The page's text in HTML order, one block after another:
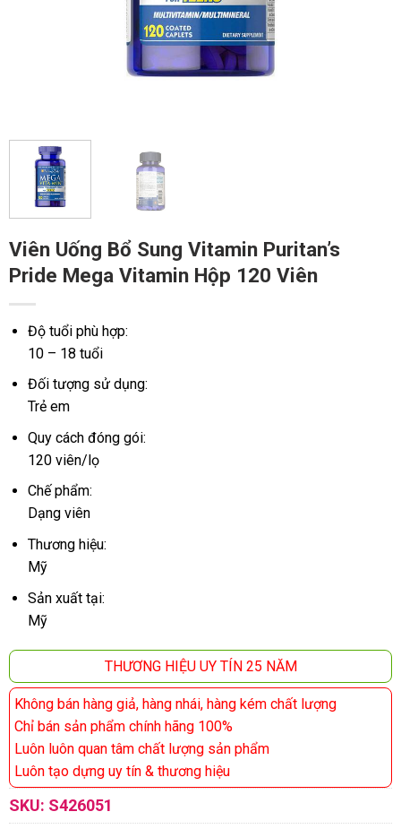
Viên Uống Bổ Sung Vitamin Puritan’s
Pride Mega Vitamin Hộp 120 Viên
Độ tuổi phù hợp:
10 – 18 tuổi
Đối tượng sử dụng:
Trẻ em
Quy cách đóng gói:
120 viên/lọ
Chế phẩm:
Dạng viên
Thương hiệu:
Mỹ
Sản xuất tại:
Mỹ
THƯƠNG HIỆU UY TÍN 25 NĂM
Không bán hàng giả, hàng nhái, hàng kém chất lượng
Chỉ bán sản phẩm chính hãng 100%
Luôn luôn quan tâm chất lượng sản phẩm
Luôn tạo dựng uy tín & thương hiệu
SKU: S426051